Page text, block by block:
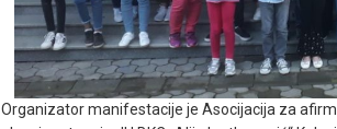
Organizator manifestacije je Asocijacija za